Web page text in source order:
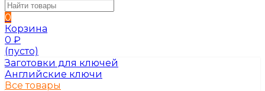
0
Корзина
0 ₽
(пусто)
Заготовки для ключей
Английские ключи
Все товары